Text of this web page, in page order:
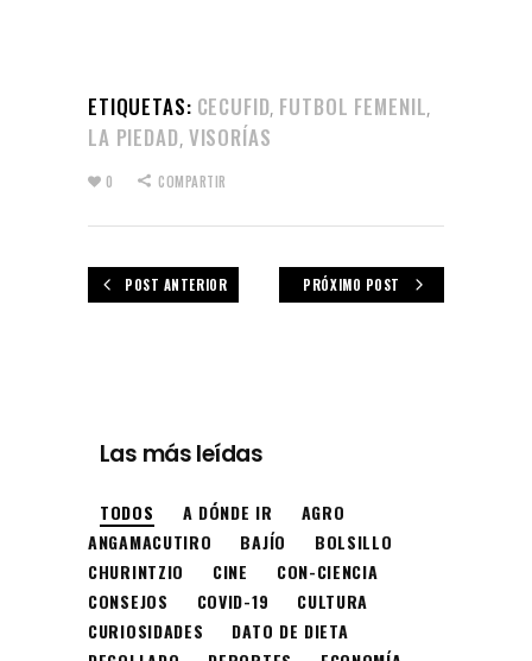
ETIQUETAS: CECUFID, FUTBOL FEMENIL,
LA PIEDAD, VISORÍAS
0 COMPARTIR
POST ANTERIOR PRÓXIMO POST
Las más leídas
TODOS A DÓNDE IR
AGRO
ANGAMACUTIRO
BAJÍO
BOLSILLO
CHURINTZIO
CINE
CON-CIENCIA
CONSEJOS
COVID-19
CULTURA
CURIOSIDADES
DATO DE DIETA